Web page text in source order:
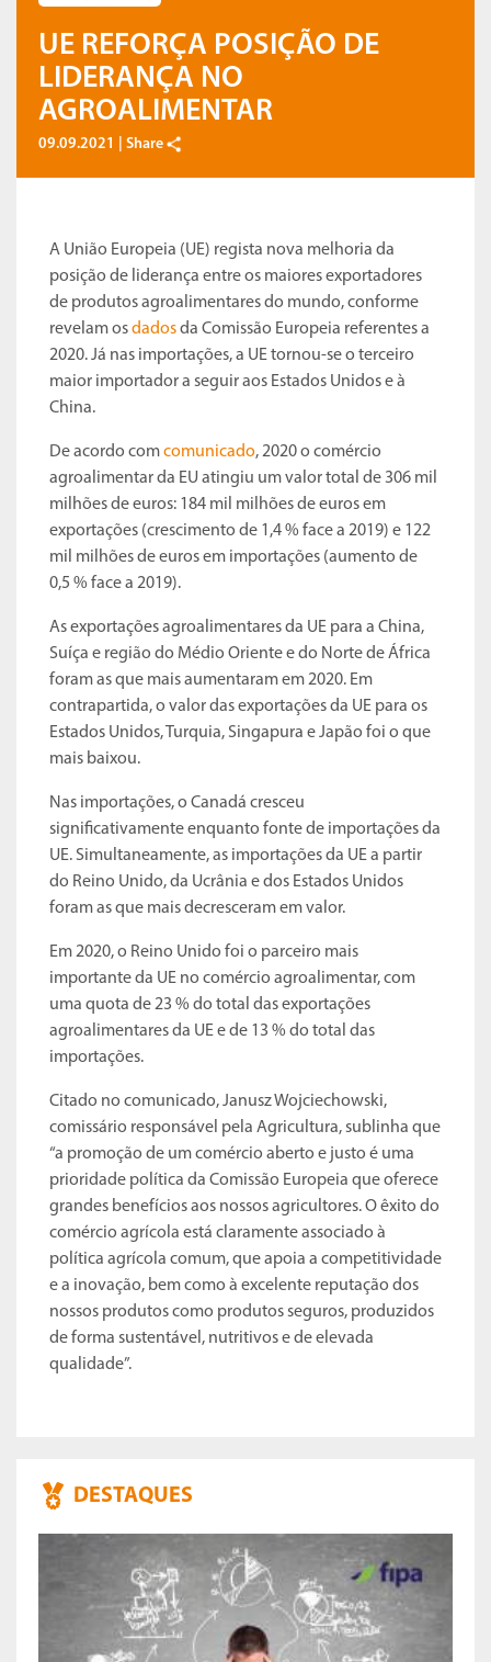
UE REFORÇA POSIÇÃO DE
LIDERANÇA NO
AGROALIMENTAR
09.09.2021 | Share
A União Europeia (UE) regista nova melhoria da
posição de liderança entre os maiores exportadores
de produtos agroalimentares do mundo, conforme
revelam osdadosda Comissão Europeia referentes a
2020. Já nas importações, a UE tornou-se o terceiro
maior importador a seguir aos Estados Unidos e à
China.
De acordo comcomunicado, 2020 o comércio
agroalimentar da EU atingiu um valor total de 306 mil
milhões de euros: 184 mil milhões de euros em
exportações (crescimento de 1,4 % face a 2019) e 122
mil milhões de euros em importações (aumento de
0,5 % face a 2019).
As exportações agroalimentares da UE para a China,
Suíça e região do Médio Oriente e do Norte de África
foram as que mais aumentaram em 2020. Em
contrapartida, o valor das exportações da UE para os
Estados Unidos, Turquia, Singapura e Japão foi o que
mais baixou.
Nas importações, o Canadá cresceu
significativamente enquanto fonte de importações da
UE. Simultaneamente, as importações da UE a partir
do Reino Unido, da Ucrânia e dos Estados Unidos
foram as que mais decresceram em valor.
Em 2020, o Reino Unido foi o parceiro mais
importante da UE no comércio agroalimentar, com
uma quota de 23 % do total das exportações
agroalimentares da UE e de 13 % do total das
importações.
Citado no comunicado, Janusz Wojciechowski,
comissário responsável pela Agricultura, sublinha que
“a promoção de um comércio aberto e justo é uma
prioridade política da Comissão Europeia que oferece
grandes benefícios aos nossos agricultores. O êxito do
comércio agrícola está claramente associado à
política agrícola comum, que apoia a competitividade
e a inovação, bem como à excelente reputação dos
nossos produtos como produtos seguros, produzidos
de forma sustentável, nutritivos e de elevada
qualidade”.
DESTAQUES